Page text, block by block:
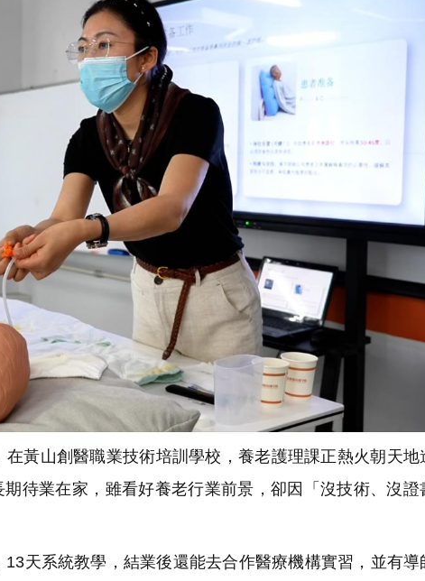
山創醫職業技術培訓學校，養老護理課正熱火朝天地
待業在家，雖看好養老行業前景，卻因「沒技術、沒證
天系統教學，結業後還能去合作醫療機構實習，並有導